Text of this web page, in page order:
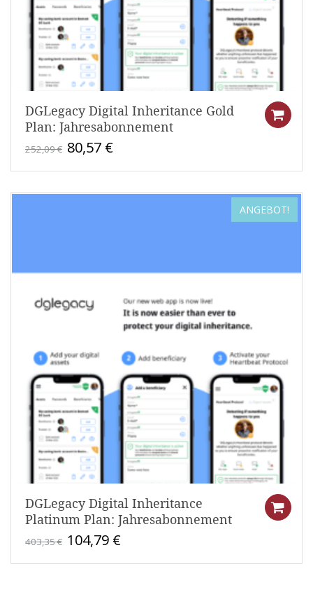
DGLegacy Digital Inheritance Gold
Plan: Jahresabonnement
252,09€ Ursprünglicher
war:
252,09 €
80,57 €
ist:
80,57 €.
ANGEBOT!
DGLegacy Digital Inheritance
Platinum Plan: Jahresabonnement
403,35€ Ursprünglicher
war:
104,79 €
ist: